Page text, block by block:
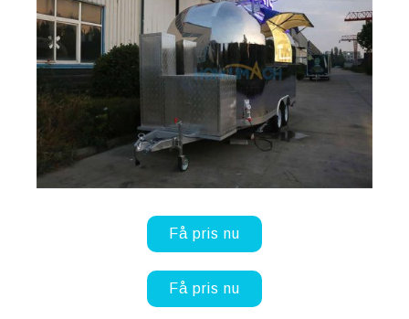
Få pris nu
Få pris nu